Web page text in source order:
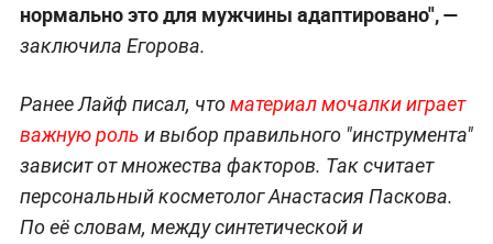
нормально это для мужчины адаптировано", —
заключила Егорова.
Ранее Лайф писал, чтоматериал мочалки играет
важную роль и выбор правильного "инструмента"
зависит от множества факторов. Так считает
персональный косметолог Анастасия Паскова.
По её словам, между синтетической и